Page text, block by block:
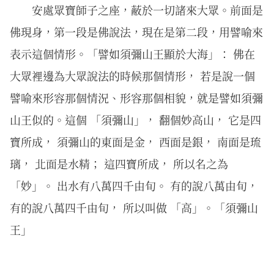
安處眾寶師子之座，蔽於一切諸來大眾。前面是
佛現身，第一段是佛說法，現在是第二段，用譬喻來
表示這個情形。「譬如須彌山王顯於大海」： 佛在
大眾裡邊為大眾說法的時候那個情形， 若是說一個
譬喻來形容那個情況、形容那個相貌，就是譬如須彌
山王似的。這個 「須彌山」， 翻個妙高山， 它是四
寶所成， 須彌山的東面是金， 西面是銀， 南面是琉
璃， 北面是水精； 這四寶所成， 所以名之為
「妙」。 出水有八萬四千由旬。 有的說八萬由旬，
有的說八萬四千由旬， 所以叫做 「高」。「須彌山
王」